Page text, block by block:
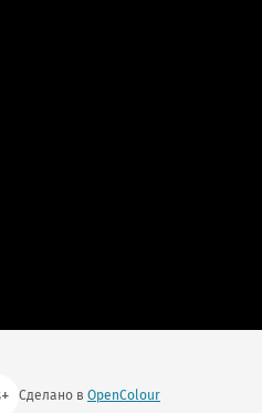
Сделано в OpenColour